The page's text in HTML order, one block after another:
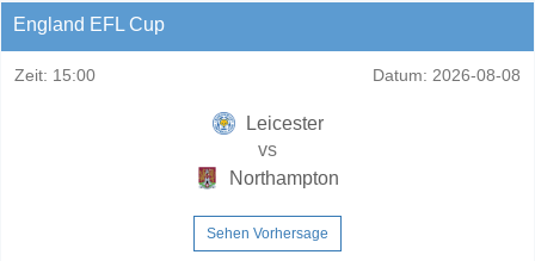
England EFL Cup
Zeit: 15:00 Datum: 2026-08-08
Leicester
vs
Northampton
Sehen Vorhersage